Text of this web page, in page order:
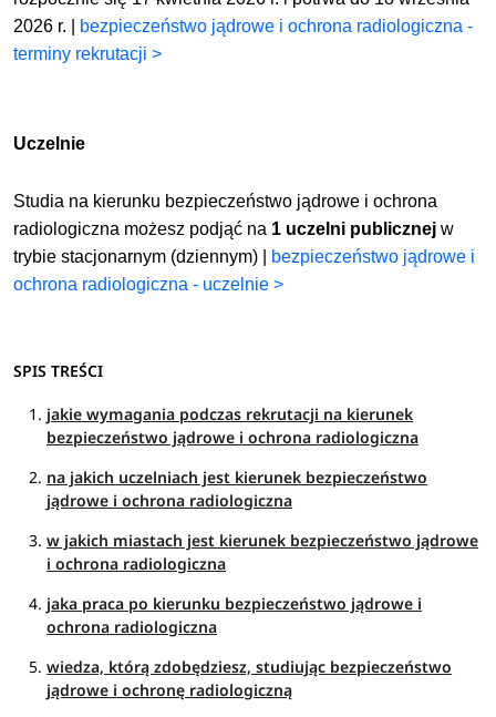
2026 r. |
bezpieczeństwo jądrowe i ochrona radiologiczna -
terminy rekrutacji >
Uczelnie
Studia na kierunku bezpieczeństwo jądrowe i ochrona
radiologiczna możesz podjąć na 1 uczelni publicznej w
trybie stacjonarnym (dziennym) |
bezpieczeństwo jądrowe i
ochrona radiologiczna - uczelnie >
SPIS TREŚCI
jakie wymagania podczas rekrutacji na kierunek
bezpieczeństwo jądrowe i ochrona radiologiczna
na jakich uczelniach jest kierunek bezpieczeństwo
jądrowe i ochrona radiologiczna
w jakich miastach jest kierunek bezpieczeństwo jądrowe
i ochrona radiologiczna
jaka praca po kierunku bezpieczeństwo jądrowe i
ochrona radiologiczna
wiedza, którą zdobędziesz, studiując bezpieczeństwo
jądrowe i ochronę radiologiczną